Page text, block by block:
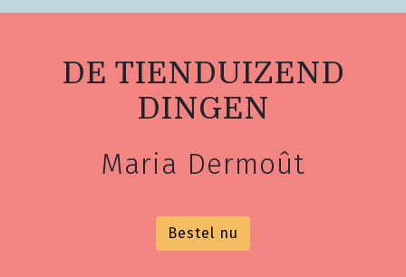
DE TIENDUIZEND
DINGEN
Maria Dermoût
Bestel nu